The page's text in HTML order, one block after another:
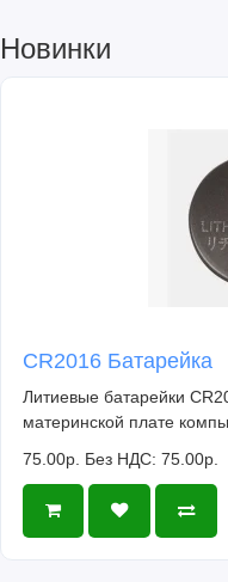
Новинки
CR2016 Батарейка
Литиевые батарейки
материнской плате
75.00р. Без НДС: 75.00р.